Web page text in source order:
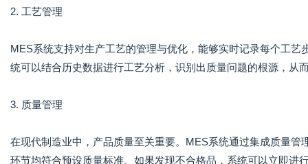
2. 工艺管理
MES系统支持对生产工艺的管理与优化，能够实时记录每个工
统可以结合历史数据进行工艺分析，识别出质量问题的根源，从
3. 质量管理
在现代制造业中，产品质量至关重要。MES系统通过集成质量
环节均符合预设质量标准。如果发现不合格品，系统可以立即进